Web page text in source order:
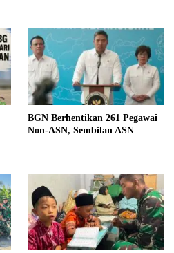
BGN Berhentikan 261 Pegawai
Non-ASN, Sembilan ASN